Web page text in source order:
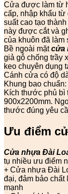
Cửa được làm từ
cấp, nhập khẩu
suất cao tạo
này được cắt và
của khuôn đã làm
Bề ngoài mặtcửa
giả gỗ chống trầy
keo chuyên dụng
Cánh cửa có độ
Khung bao
Kích thước phủ bì
900x2200mm.
thước đúng yêu
Ưu điểm
Cửa nhựa Đài
tụ nhiều ưu điểm
+ Cửa nhựa Đài
đại, đảm bảo
mạnh